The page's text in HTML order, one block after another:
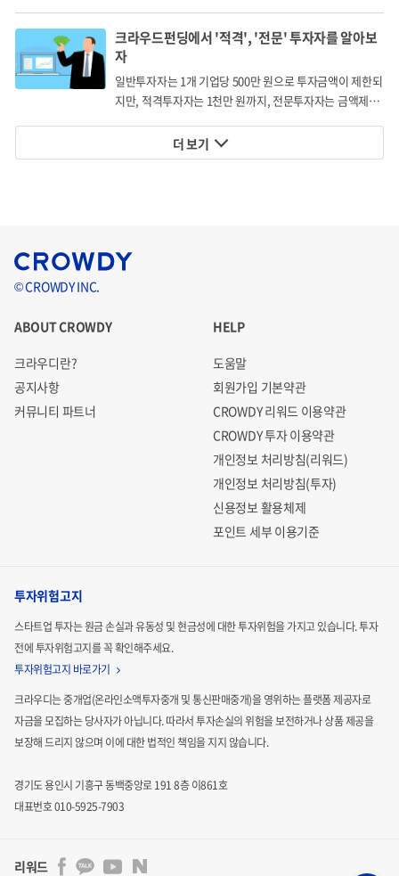
크라우드펀딩에서 '적격', '전문' 투자자를 알아보
자
일반투자자는 1개 기업당 500만 원으로 투자금액이 제한되
지만, 적격투자자는 1천만 원까지, 전문투자자는 금액제한
더 보기
© CROWDY INC.
ABOUT CROWDY
크라우디란?
공지사항
커뮤니티 파트너
HELP
도움말
회원가입 기본약관
CROWDY 리워드 이용약관
CROWDY 투자 이용약관
개인정보 처리방침(리워드)
개인정보 처리방침(투자)
신용정보 활용체제
포인트 세부 이용기준
투자위험고지
스타트업 투자는 원금 손실과 유동성 및 현금성에 대한 투자위험을 가지고 있습니다.투자
전에 투자위험고지를 꼭 확인해주세요.
투자위험고지 바로가기
크라우디는 중개업(온라인소액투자중개 및 통신판매중개)을 영위하는 플랫폼 제공자로
자금을 모집하는당사자가 아닙니다. 따라서 투자손실의 위험을 보전하거나 상품 제공을
보장해 드리지 않으며 이에 대한 법적인 책임을 지지 않습니다.
경기도 용인시 기흥구 동백중앙로 191 8층 이861호
대표번호 010-5925-7903
리워드